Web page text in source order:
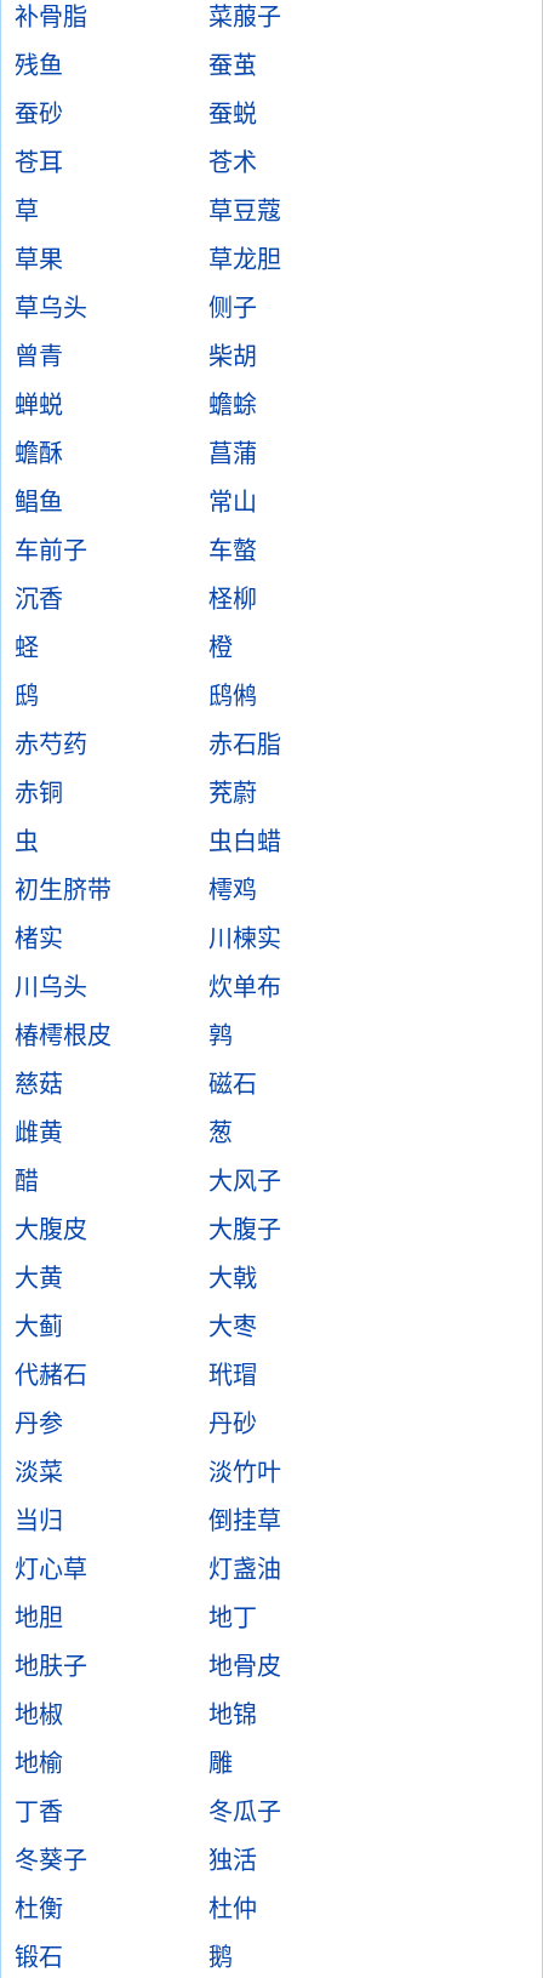
补骨脂
菜菔子
残鱼
蚕茧
蚕砂
蚕蜕
苍耳
苍术
草
草豆蔻
草果
草龙胆
草乌头
侧子
曾青
柴胡
蝉蜕
蟾蜍
蟾酥
菖蒲
鲳鱼
常山
车前子
车螫
沉香
柽柳
蛏
橙
鸱
鸱鸺
赤芍药
赤石脂
赤铜
茺蔚
虫
虫白蜡
初生脐带
樗鸡
楮实
川楝实
川乌头
炊单布
椿樗根皮
鹑
慈菇
磁石
雌黄
葱
醋
大风子
大腹皮
大腹子
大黄
大戟
大蓟
大枣
代赭石
玳瑁
丹参
丹砂
淡菜
淡竹叶
当归
倒挂草
灯心草
灯盏油
地胆
地丁
地肤子
地骨皮
地椒
地锦
地榆
雕
丁香
冬瓜子
冬葵子
独活
杜衡
杜仲
锻石
鹅